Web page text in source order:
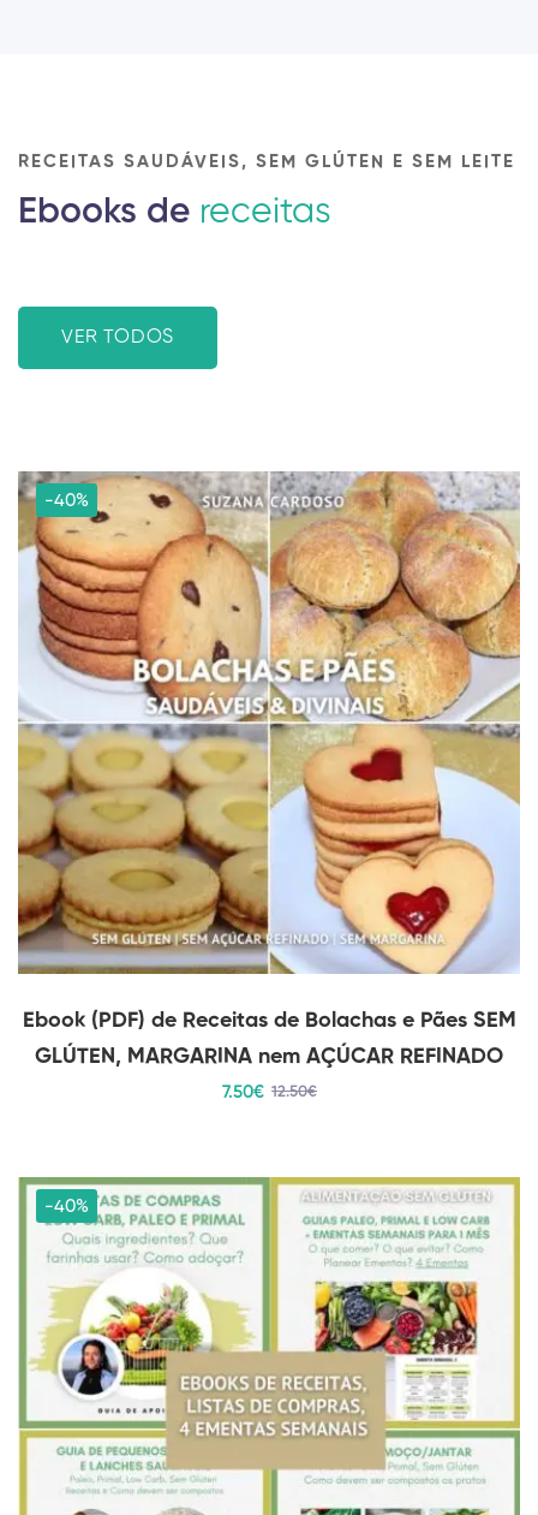
RECEITAS SAUDÁVEIS, SEM GLÚTEN E SEM LEITE
Ebooks de receitas
VER TODOS
-40%
Ebook (PDF) de Receitas de Bolachas e Pães SEM
GLÚTEN, MARGARINA nem AÇÚCAR REFINADO
7.50€ 12.50€
-40%